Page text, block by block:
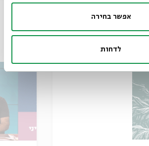
אפשר בחירה
לדחות
עוד בבית אבי חי